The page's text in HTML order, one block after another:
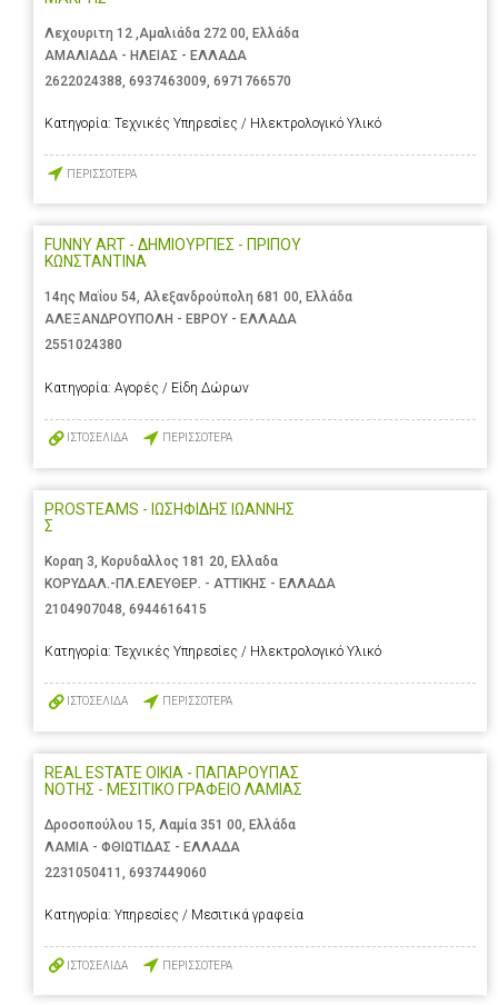
Λεχουριτη 12 ,Αμαλιάδα 272 00, Ελλάδα
ΑΜΑΛΙΑΔΑ - ΗΛΕΙΑΣ - ΕΛΛΑΔΑ
2622024388, 6937463009, 6971766570
Κατηγορία: Τεχνικές Υπηρεσίες / Ηλεκτρολογικό Υλικό
ΠΕΡΙΣΣΟΤΕΡΑ
FUNNY ART - ΔΗΜΙΟΥΡΓΙΕΣ - ΠΡΙΠΟΥ
ΚΩΝΣΤΑΝΤΙΝΑ
14ης Μαΐου 54, Αλεξανδρούπολη 681 00, Ελλάδα
ΑΛΕΞΑΝΔΡΟΥΠΟΛΗ - ΕΒΡΟΥ - ΕΛΛΑΔΑ
2551024380
Κατηγορία: Αγορές / Είδη Δώρων
ΙΣΤΟΣΕΛΙΔΑ ΠΕΡΙΣΣΟΤΕΡΑ
PROSTEAMS - ΙΩΣΗΦΙΔΗΣ ΙΩΑΝΝΗΣ
Σ
Κοραη 3, Κορυδαλλος 181 20, Ελλαδα
ΚΟΡΥΔΑΛ.-ΠΛ.ΕΛΕΥΘΕΡ. - ΑΤΤΙΚΗΣ - ΕΛΛΑΔΑ
2104907048 6944616415
Κατηγορία: Τεχνικές Υπηρεσίες / Ηλεκτρολογικό Υλικό
ΙΣΤΟΣΕΛΙΔΑ ΠΕΡΙΣΣΟΤΕΡΑ
REAL ESTATE OIKIA - ΠΑΠΑΡΟΥΠΑΣ
ΝΟΤΗΣ - ΜΕΣΙΤΙΚΟ ΓΡΑΦΕΙΟ ΛΑΜΙΑΣ
Δροσοπούλου 15, Λαμία 351 00, Ελλάδα
ΛΑΜΙΑ - ΦΘΙΩΤΙΔΑΣ - ΕΛΛΑΔΑ
2231050411 , 6937449060
Κατηγορία: Υπηρεσίες / Μεσιτικά γραφεία
ΙΣΤΟΣΕΛΙΔΑ ΠΕΡΙΣΣΟΤΕΡΑ